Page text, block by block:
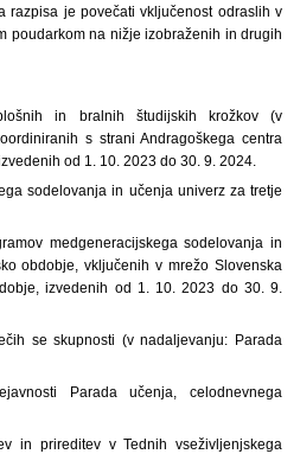
razpisa je povečati vključenost odraslih v
poudarkom na nižje izobraženih in drugih
in bralnih študijskih krožkov (v
s strani Andragoškega centra
od 1. 10. 2023 do 30. 9. 2024.
sodelovanja in učenja univerz za tretje
medgeneracijskega sodelovanja in
obdobje, vključenih v mrežo Slovenska
izvedenih od 1. 10. 2023 do 30. 9.
se skupnosti (v nadaljevanju: Parada
Parada učenja, celodnevnega
in prireditev v Tednih vseživljenjskega